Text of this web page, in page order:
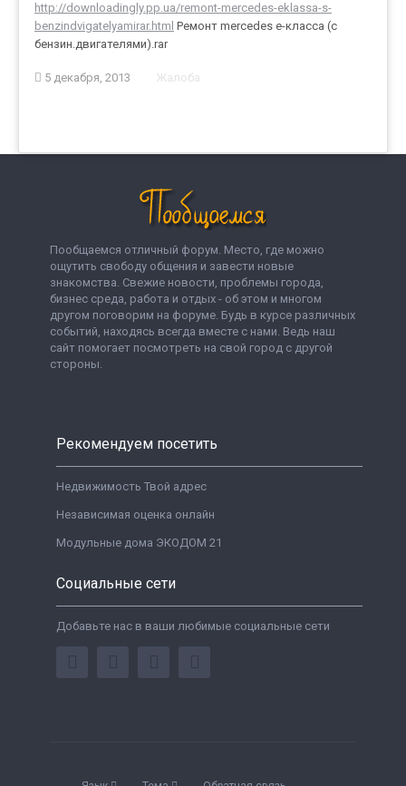
http://downloadingly.pp.ua/remont-mercedes-eklassa-s-
benzindvigatelyamirar.html Ремонт mercedes е-класса (с
бензин.двигателями).rar
5 декабря, 2013 Жалоба
Пообщаемся отличный форум. Место, где можно
ощутить свободу общения и завести новые
знакомства. Свежие новости, проблемы города,
бизнес среда, работа и отдых - об этом и многом
другом поговорим на форуме. Будь в курсе различных
событий, находясь всегда вместе с нами. Ведь наш
сайт помогает посмотреть на свой город с другой
стороны.
Рекомендуем посетить
Недвижимость Твой адрес
Независимая оценка онлайн
Модульные дома ЭКОДОМ 21
Социальные сети
Добавьте нас в ваши любимые социальные сети